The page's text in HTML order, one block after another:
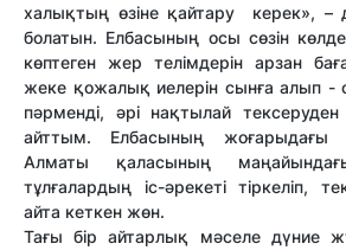
халықтың өзіне қайтару керек», –
болатын. Елбасының осы сөзін
көптеген жер телімдерін арзан
жеке қожалық иелерін сынға алып -
пәрменді, әрі нақтылай
айттым. Елбасының жоғарыдағы
Алматы қаласының
тұлғалардың іс-әрекеті тіркеліп,
айта кеткен жөн.
Тағы бір айтарлық мәселе дүние